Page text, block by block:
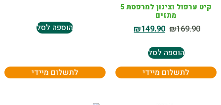
קיט ערפול וצינון למרפסת 5
מתזים
₪169.90
₪149.90
הוספה לסל
לתשלום מיידי
הוספה לסל
לתשלום מיידי